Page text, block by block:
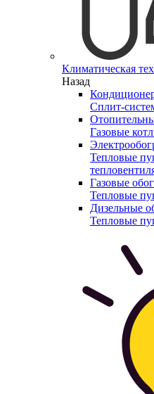
Климатическая
Назад
Сплит-
Газовые
Тепловые
Газовые
Тепловые
Дизельные
Тепловые